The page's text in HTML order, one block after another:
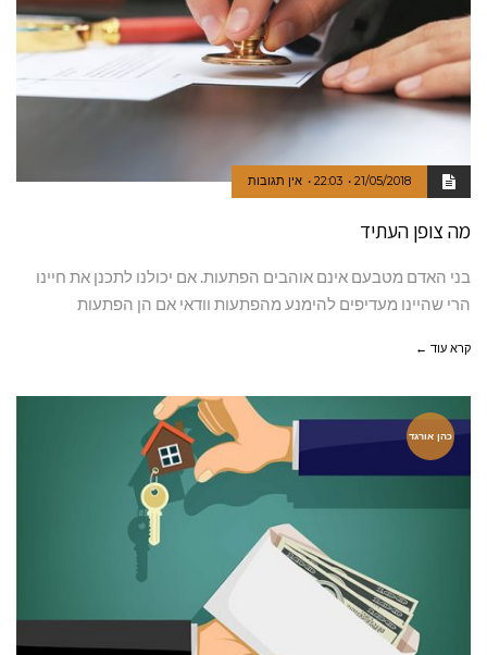
21/05/2018
22:03 אין תגובות
מה צופן העתיד
בני האדם מטבעם אינם אוהבים הפתעות. אם יכולנו לתכנן את חיינו
הרי שהיינו מעדיפים להימנע מהפתעות וודאי אם הן הפתעות
קרא עוד ←
כהן אורגד